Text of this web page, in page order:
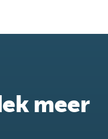
meer